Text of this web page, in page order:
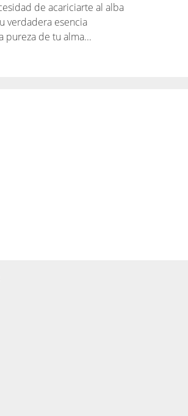
de acariciarte al alba
verdadera esencia
pureza de tu alma...